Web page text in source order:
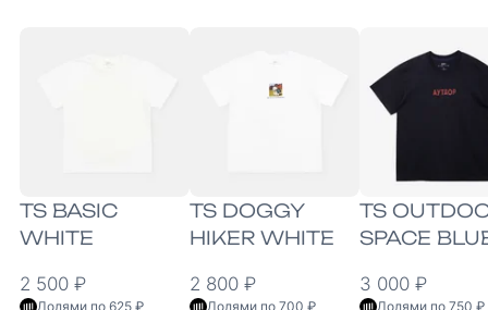
TS BASIC
WHITE
2 500 ₽
Долями по 625 ₽
TS DOGGY
HIKER WHITE
2 800 ₽
Долями по 700 ₽
TS
SPACE
3 000 ₽
Долями по 750 ₽